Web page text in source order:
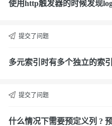
使用http触发器的时候发现
提交了问题
多元索引时有多个独立的索
提交了问题
什么情况下需要预定义列 ?